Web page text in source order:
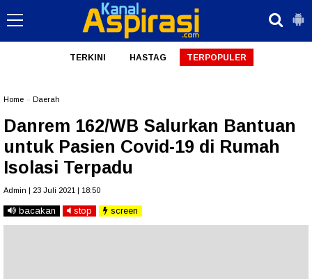
TERKINI HASTAG TERPOPULER
Home Daerah
Danrem 162/WB Salurkan Bantuan
untuk Pasien Covid-19 di Rumah
Isolasi Terpadu
Admin | 23 Juli 2021 | 18:50
bacakan stop screen